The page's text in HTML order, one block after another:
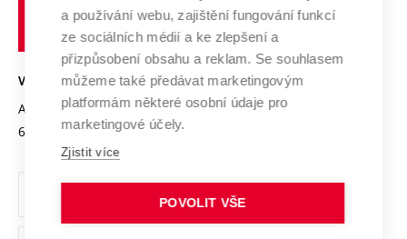
Transfer znalostí
Open Science
Projekty
Projekty ze strukturálních fondů
Specifický výzkum
Služby univerzity
Mezinárodní dohody
Univerzitní sítě
Podnikavá univerzita / ContriBUTe
Bezpečná univerzita
Vyznamenání
Organizační struktura
Ochrana osobních údajů
technické
VYSOKÉ UČENÍ TECHNICKÉ V BRNĚ
Antonínská 548/1
602 00 Brno
www.vut.cz
vut@vutbr.cz
a používání webu, zajištění fungování funkcí
ze sociálních médií a ke zlepšení a
přizpůsobení obsahu a reklam. Se souhlasem
můžeme také předávat marketingovým
platformám některé osobní údaje pro
marketingové účely.
Zjistit více
POVOLIT VŠE